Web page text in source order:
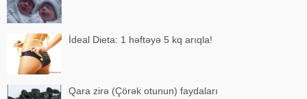
İdeal Dieta: 1 həftəyə 5 kq arıqla!
Qara zirə (Çörək otunun) faydaları